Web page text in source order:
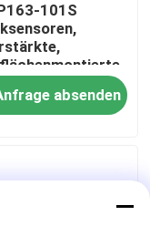
101S
Verpackung
absenden